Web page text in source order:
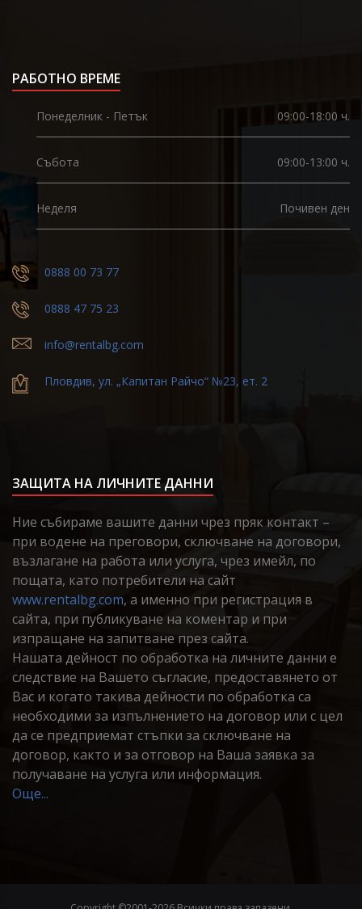
РАБОТНО ВРЕМЕ
Понеделник - Петък 09:00-18:00 ч.
Събота 09:00-13:00 ч.
Неделя Почивен ден
0888 00 73 77
0888 47 75 23
info@rentalbg.com
Пловдив, ул. „Капитан Райчо“ №23, ет. 2
ЗАЩИТА НА ЛИЧНИТЕ ДАННИ
Ние събираме вашите данни чрез пряк контакт –
при водене на преговори, сключване на договори,
възлагане на работа или услуга, чрез имейл, по
пощата, като потребители на сайт
www.rentalbg.com, а именно при регистрация в
сайта, при публикуване на коментар и при
изпращане на запитване през сайта.
Нашата дейност по обработка на личните данни е
следствие на Вашето съгласие, предоставянето от
Вас и когато такива дейности по обработка са
необходими за изпълнението на договор или с цел
да се предприемат стъпки за сключване на
договор, както и за отговор на Ваша заявка за
получаване на услуга или информация.
Още...